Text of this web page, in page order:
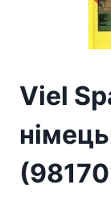
Viel